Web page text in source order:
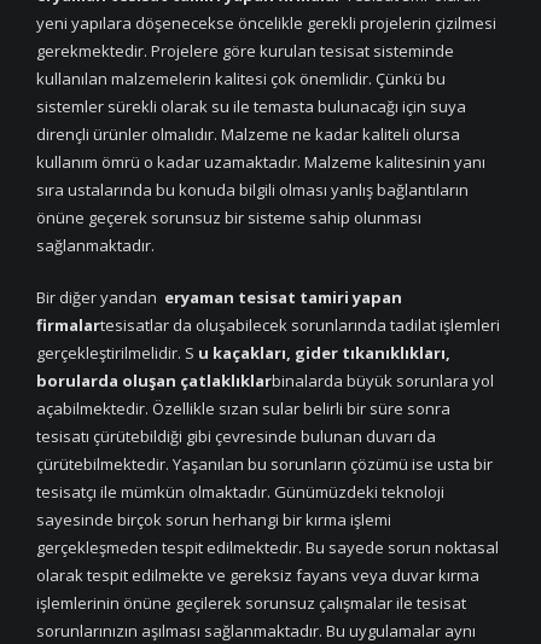
yeni yapılara döşenecekse öncelikle gerekli projelerin çizilmesi
gerekmektedir. Projelere göre kurulan tesisat sisteminde
kullanılan malzemelerin kalitesi çok önemlidir. Çünkü bu
sistemler sürekli olarak su ile temasta bulunacağı için suya
dirençli ürünler olmalıdır. Malzeme ne kadar kaliteli olursa
kullanım ömrü o kadar uzamaktadır. Malzeme kalitesinin yanı
sıra ustalarında bu konuda bilgili olması yanlış bağlantıların
önüne geçerek sorunsuz bir sisteme sahip olunması
sağlanmaktadır.
Bir diğer yandan eryaman tesisat tamiri yapan
firmalartesisatlar da oluşabilecek sorunlarında tadilat işlemleri
gerçekleştirilmelidir. S u kaçakları, gider tıkanıklıkları,
borularda oluşan çatlaklıklarbinalarda büyük sorunlara yol
açabilmektedir. Özellikle sızan sular belirli bir süre sonra
tesisatı çürütebildiği gibi çevresinde bulunan duvarı da
çürütebilmektedir. Yaşanılan bu sorunların çözümü ise usta bir
tesisatçı ile mümkün olmaktadır. Günümüzdeki teknoloji
sayesinde birçok sorun herhangi bir kırma işlemi
gerçekleşmeden tespit edilmektedir. Bu sayede sorun noktasal
olarak tespit edilmekte ve gereksiz fayans veya duvar kırma
işlemlerinin önüne geçilerek sorunsuz çalışmalar ile tesisat
sorunlarınızın aşılması sağlanmaktadır. Bu uygulamalar aynı